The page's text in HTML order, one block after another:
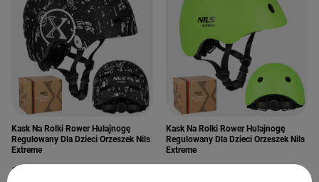
Kask Na Rolki Rower Hulajnogę
Regulowany Dla Dzieci Orzeszek Nils
Extreme
114,24 zł
Kask Na Rolki Rower Hulajnogę
Regulowany Dla Dzieci Orzeszek Nils
Extreme